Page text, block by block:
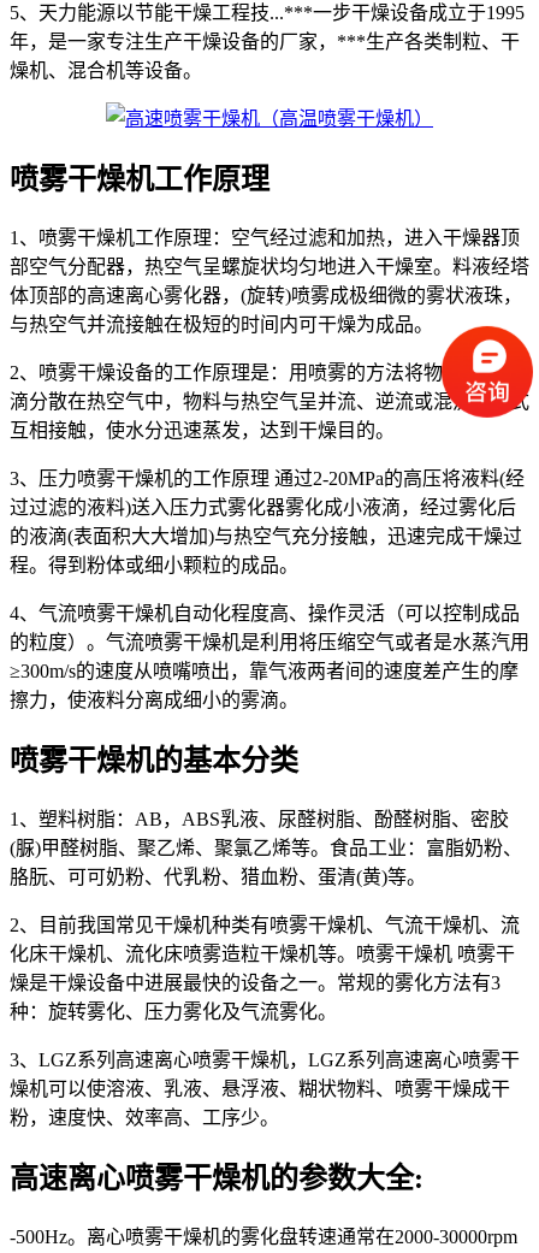
5、天力能源以节能干燥工程技...***一步干燥设备成立于1995
年，是一家专注生产干燥设备的厂家，***生产各类制粒、干
燥机、混合机等设备。
喷雾干燥机工作原理
1、喷雾干燥机工作原理：空气经过滤和加热，进入干燥器顶
部空气分配器，热空气呈螺旋状均匀地进入干燥室。料液经塔
体顶部的高速离心雾化器，(旋转)喷雾成极细微的雾状液珠，
与热空气并流接触在极短的时间内可干燥为成品。
2、喷雾干燥设备的工作原理是：用喷雾的方法将物料喷成雾
滴分散在热空气中，物料与热空气呈并流、逆流或混流的方式
互相接触，使水分迅速蒸发，达到干燥目的。
3、压力喷雾干燥机的工作原理 通过2-20MPa的高压将液料(经
过过滤的液料)送入压力式雾化器雾化成小液滴，经过雾化后
的液滴(表面积大大增加)与热空气充分接触，迅速完成干燥过
程。得到粉体或细小颗粒的成品。
4、气流喷雾干燥机自动化程度高、操作灵活（可以控制成品
的粒度）。气流喷雾干燥机是利用将压缩空气或者是水蒸汽用
≥300m/s的速度从喷嘴喷出，靠气液两者间的速度差产生的摩
擦力，使液料分离成细小的雾滴。
喷雾干燥机的基本分类
1、塑料树脂：AB，ABS乳液、尿醛树脂、酚醛树脂、密胶
(脲)甲醛树脂、聚乙烯、聚氯乙烯等。食品工业：富脂奶粉、
胳朊、可可奶粉、代乳粉、猎血粉、蛋清(黄)等。
2、目前我国常见干燥机种类有喷雾干燥机、气流干燥机、流
化床干燥机、流化床喷雾造粒干燥机等。喷雾干燥机 喷雾干
燥是干燥设备中进展最快的设备之一。常规的雾化方法有3
种：旋转雾化、压力雾化及气流雾化。
3、LGZ系列高速离心喷雾干燥机，LGZ系列高速离心喷雾干
燥机可以使溶液、乳液、悬浮液、糊状物料、喷雾干燥成干
粉，速度快、效率高、工序少。
高速离心喷雾干燥机的参数大全:
-500Hz。离心喷雾干燥机的雾化盘转速通常在2000-30000rpm